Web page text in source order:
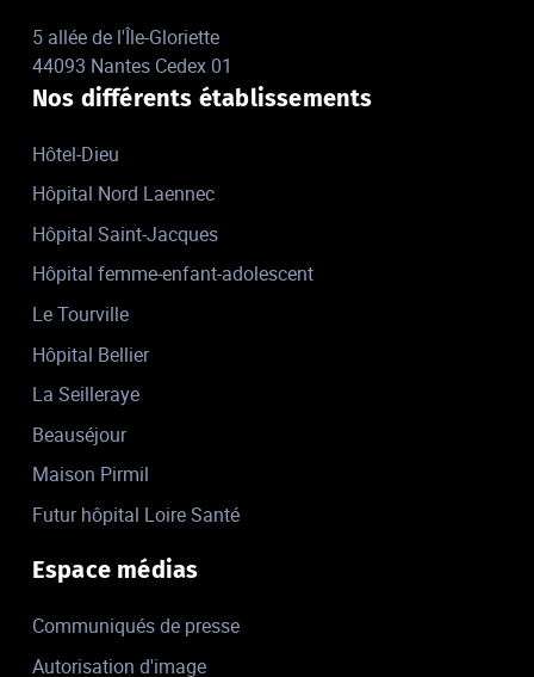
5 allée de l'Île-Gloriette
44093 Nantes Cedex 01
Nos différents établissements
Hôtel-Dieu
Hôpital Nord Laennec
Hôpital Saint-Jacques
Hôpital femme-enfant-adolescent
Le Tourville
Hôpital Bellier
La Seilleraye
Beauséjour
Maison Pirmil
Futur hôpital Loire Santé
Espace médias
Communiqués de presse
Autorisation d'image